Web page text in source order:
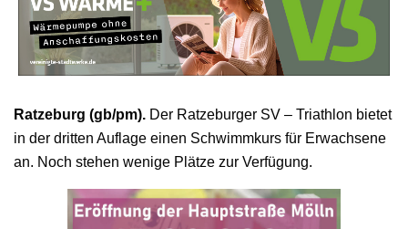
Ratzeburg (gb/pm). Der Ratzeburger SV – Triathlon bietet
in der dritten Auflage einen Schwimmkurs für Erwachsene
an. Noch stehen wenige Plätze zur Verfügung.